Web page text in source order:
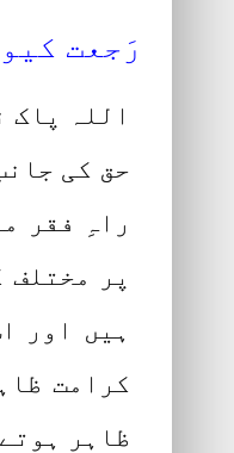
رَجعت
اللہ پاک
حق کی
راہِ فقر
پر
ہیں اور
کرامت
ظاہر